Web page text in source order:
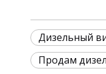
Дизельный
Продам